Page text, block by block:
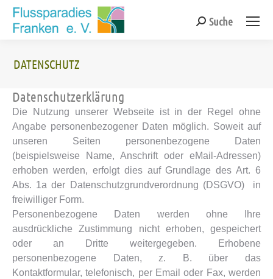
Search:
Suche
DATENSCHUTZ
Sie befinden sich hier:
Datenschutzerklärung
Die Nutzung unserer Webseite ist in der Regel ohne
Angabe personenbezogener Daten möglich. Soweit auf
unseren Seiten personenbezogene Daten
(beispielsweise Name, Anschrift oder eMail-Adressen)
erhoben werden, erfolgt dies auf Grundlage des Art. 6
Abs. 1a der Datenschutzgrundverordnung (DSGVO) in
freiwilliger Form.
Personenbezogene Daten werden ohne Ihre
ausdrückliche Zustimmung nicht erhoben, gespeichert
oder an Dritte weitergegeben. Erhobene
personenbezogene Daten, z. B. über das
Kontaktformular, telefonisch, per Email oder Fax, werden